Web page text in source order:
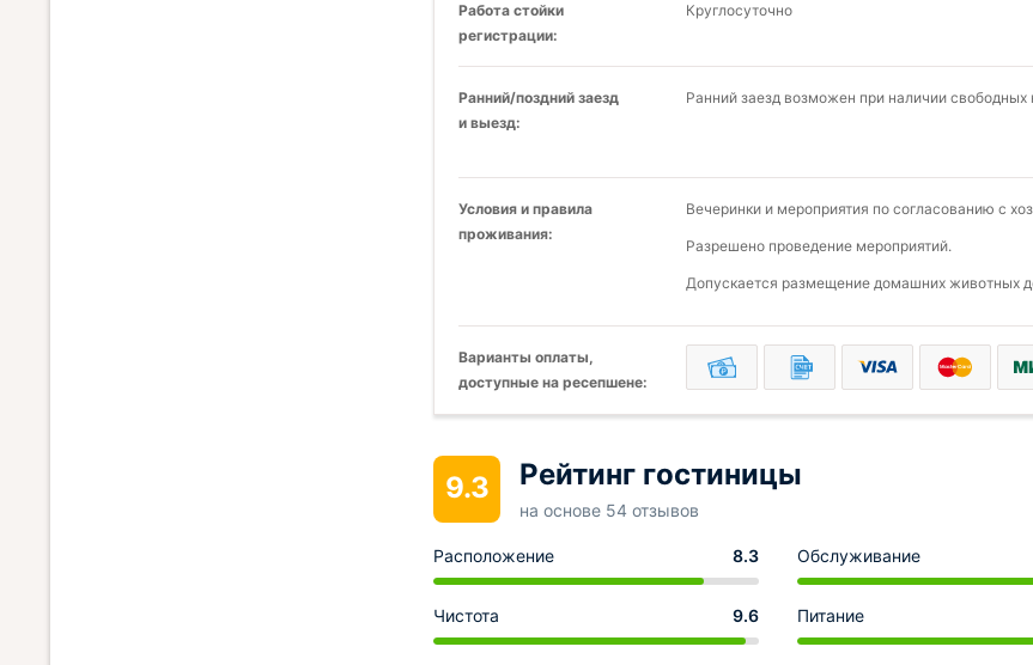
Работа стойки
регистрации:
Круглосуточно
Ранний/поздний заезд
и выезд:
Ранний заезд возможен при наличии свободных
Условия и правила
проживания:
Вечеринки и мероприятия по согласованию с
Разрешено проведение мероприятий.
Допускается размещение домашних животных
Варианты оплаты,
доступные на ресепшене:
9.3 Рейтинг гостиницы
на основе 54 отзывов
Расположение 8.3 Обслуживание
Чистота 9.6 Питание